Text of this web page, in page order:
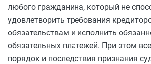
любого гражданина, который не
удовлетворить требования
обязательствам и исполнить
обязательных платежей. При этом
порядок и последствия признания